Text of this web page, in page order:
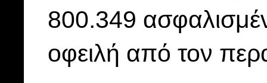
800.349
οφειλή από τον